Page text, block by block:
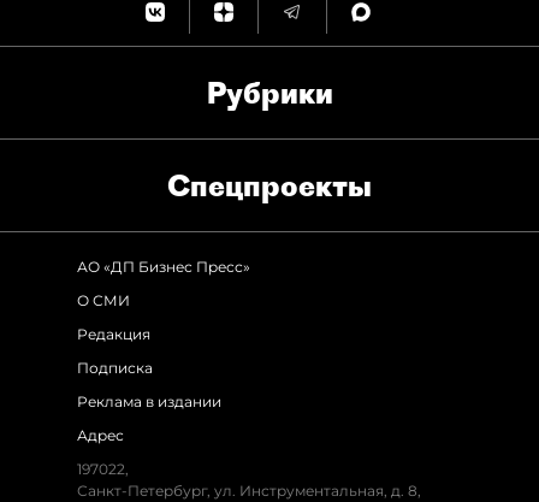
Рубрики
Спец­проекты
АО «ДП Бизнес Пресс»
О СМИ
Редакция
Подписка
Реклама в издании
Адрес
197022,
Санкт-Петербург, ул. Инструментальная, д. 8,